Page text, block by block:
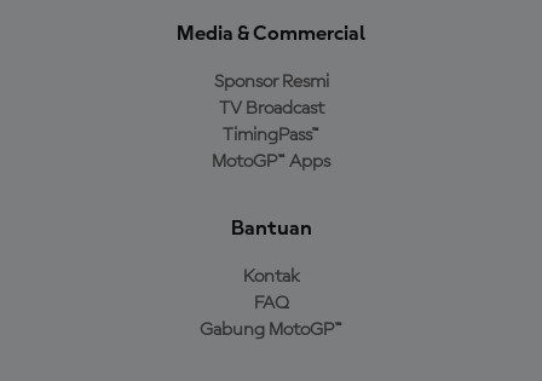
Media & Commercial
Sponsor Resmi
TV Broadcast
TimingPass™
MotoGP™ Apps
Bantuan
Kontak
FAQ
Gabung MotoGP™